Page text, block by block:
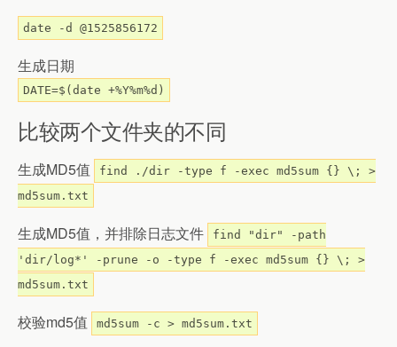
date -d @1525856172
生成日期
DATE=$(date +%Y%m%d)
比较两个文件夹的不同
生成MD5值
find ./dir -type f -exec md5sum {} \; >
md5sum.txt
生成MD5值，并排除日志文件
find "dir" -path
'dir/log*' -prune -o -type f -exec md5sum {} \; >
md5sum.txt
校验md5值 md5sum -c > md5sum.txt